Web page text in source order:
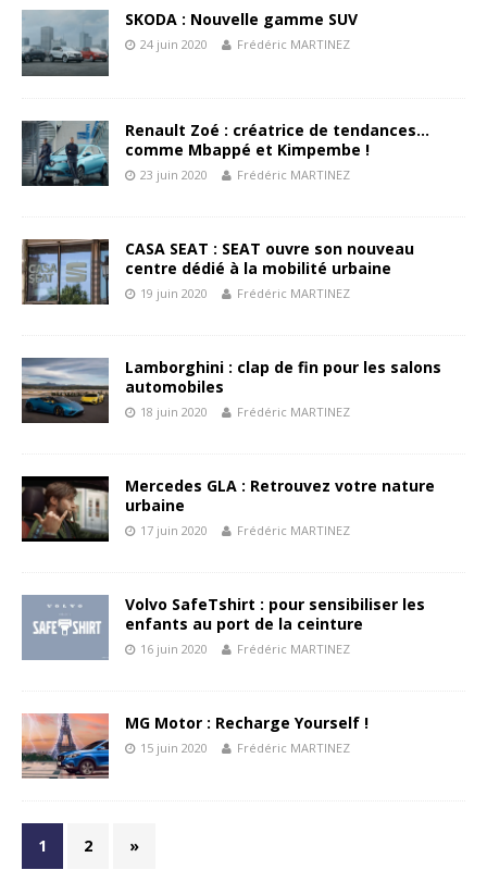
SKODA : Nouvelle gamme SUV
24 juin 2020 Frédéric MARTINEZ
Renault Zoé : créatrice de tendances…
comme Mbappé et Kimpembe !
23 juin 2020 Frédéric MARTINEZ
CASA SEAT : SEAT ouvre son nouveau
centre dédié à la mobilité urbaine
19 juin 2020 Frédéric MARTINEZ
Lamborghini : clap de fin pour les salons
automobiles
18 juin 2020 Frédéric MARTINEZ
Mercedes GLA : Retrouvez votre nature
urbaine
17 juin 2020 Frédéric MARTINEZ
Volvo SafeTshirt : pour sensibiliser les
enfants au port de la ceinture
16 juin 2020 Frédéric MARTINEZ
MG Motor : Recharge Yourself !
15 juin 2020 Frédéric MARTINEZ
1 2 »